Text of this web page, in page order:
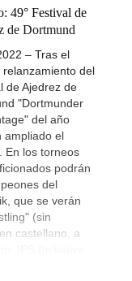
49° Festival de
de Dortmund
– Tras el
relanzamiento del
de Ajedrez de
"Dortmunder
del año
ampliado el
En los torneos
podrán
del
que se verán
(sin
castellano, a